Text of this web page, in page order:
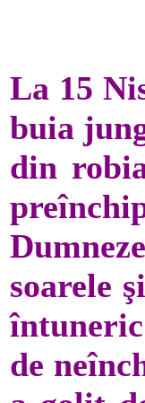
La 15
buia
din
soarele
de